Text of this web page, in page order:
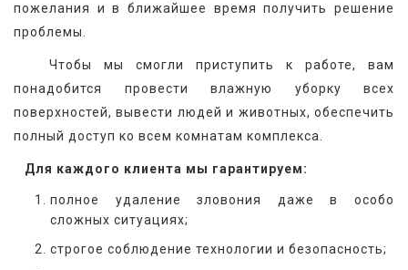
пожелания и в ближайшее время получить решение
проблемы.
Чтобы мы смогли приступить к работе, вам
понадобится провести влажную уборку всех
поверхностей, вывести людей и животных, обеспечить
полный доступ ко всем комнатам комплекса.
Для каждого клиента мы гарантируем:
полное удаление зловония даже в особо
сложных ситуациях;
строгое соблюдение технологии и безопасность;